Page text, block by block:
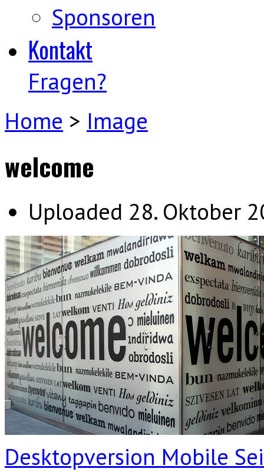
Sponsoren
Kontakt
Fragen?
Home > Image
welcome
Uploaded 28. Oktober
Desktopversion Mobile